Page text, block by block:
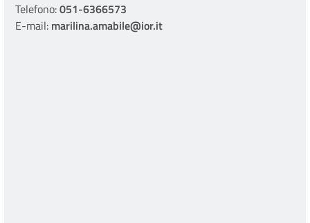
Telefono:051-6366573
E-mail: marilina.amabile@ior.it